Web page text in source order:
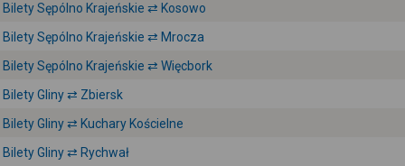
Bilety Sępólno Krajeńskie ⇄ Kosowo
Bilety Sępólno Krajeńskie ⇄ Mrocza
Bilety Sępólno Krajeńskie ⇄ Więcbork
Bilety Gliny ⇄ Zbiersk
Bilety Gliny ⇄ Kuchary Kościelne
Bilety Gliny ⇄ Rychwał